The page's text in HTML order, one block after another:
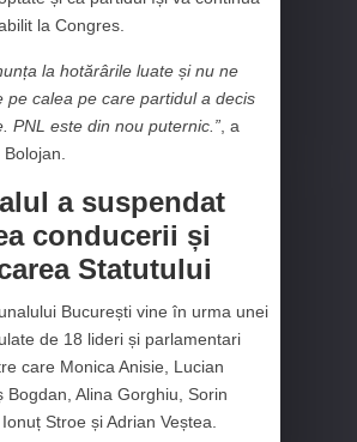
la Congres.
la hotărârile luate și nu ne
pe calea pe care partidul a decis
PNL este din nou puternic.” , a
a suspendat
conducerii și
Statutului
București vine în urma unei
de 18 lideri și parlamentari
care Monica Anisie, Lucian
Bogdan, Alina Gorghiu, Sorin
Stroe și Adrian Veștea.